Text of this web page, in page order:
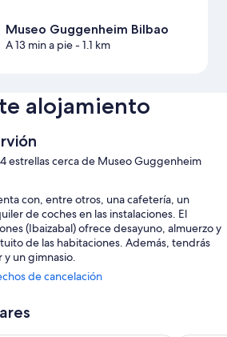
Museo Guggenheim Bilbao
A 13 min a pie- 1.1 km
alojamiento
estrellas cerca de Museo Guggenheim
con, entre otros, una cafetería, un
de coches en las instalaciones. El
(Ibaizabal) ofrece desayuno, almuerzo y
de las habitaciones. Además, tendrás
un gimnasio.
servicios:
aparcamiento (de pago) y un salón de
de cancelación